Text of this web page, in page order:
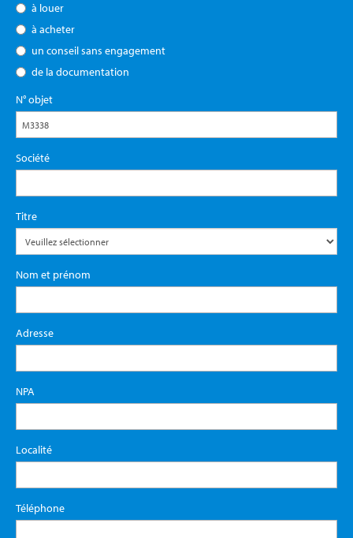
à louer
à acheter
un conseil sans engagement
de la documentation
N° objet
Société
Titre
Nom et prénom
Adresse
NPA
Localité
Téléphone